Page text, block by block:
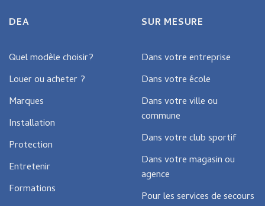
DEA
Quel modèle choisir?
Louer ou acheter ?
Marques
Installation
Protection
Entretenir
Formations
SUR MESURE
Dans votre entreprise
Dans votre école
Dans votre ville ou
commune
Dans votre club sportif
Dans votre magasin ou
agence
Pour les services de secours